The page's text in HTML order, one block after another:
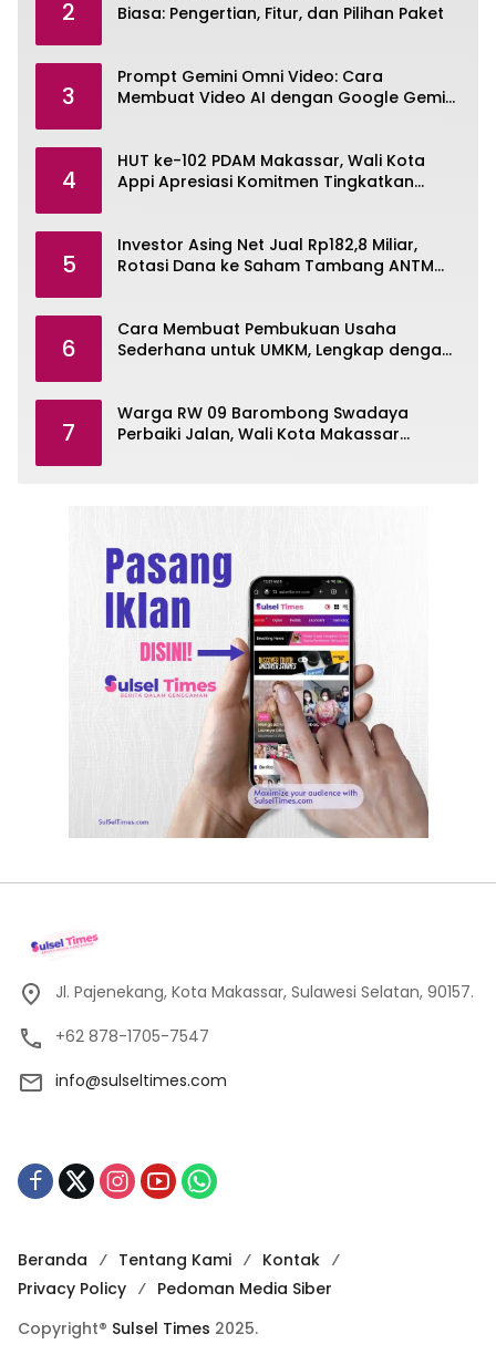
2
Biasa: Pengertian, Fitur, dan Pilihan Paket
3
Prompt Gemini Omni Video: Cara
Membuat Video AI dengan Google Gemini
4
HUT ke-102 PDAM Makassar, Wali Kota
Appi Apresiasi Komitmen Tingkatkan
5
Investor Asing Net Jual Rp182,8 Miliar,
Rotasi Dana ke Saham Tambang ANTM
6
Cara Membuat Pembukuan Usaha
Sederhana untuk UMKM, Lengkap dengan
7
Warga RW 09 Barombong Swadaya
Perbaiki Jalan, Wali Kota Makassar
Jl. Pajenekang, Kota Makassar, Sulawesi Selatan, 90157.
+62 878-1705-7547
info@sulseltimes.com
Beranda Tentang Kami
Kontak
Privacy Policy
Pedoman Media Siber
Copyright® Sulsel Times 2025.